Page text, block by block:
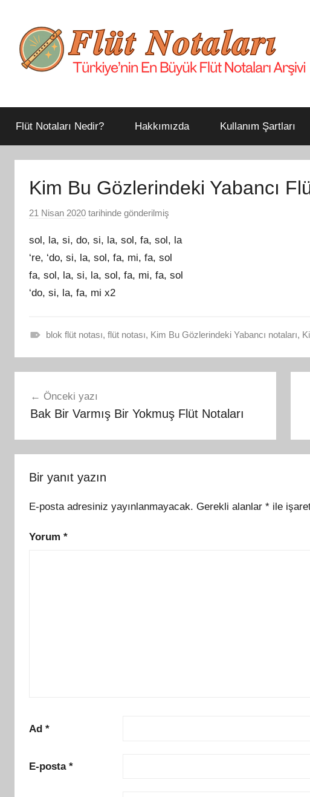
Flüt
Notaları
En
Büyük
Flüt Notaları Nedir? Hakkımızda Kullanım Şartları
Kim Bu Gözlerindeki Yabancı
21 Nisan 2020 tarihinde gönderilmiş
ü
t
N
l
r
a
d
sol, la, si, do, si, la, sol, fa, sol, la
‘re, ‘do, si, la, sol, fa, mi, fa, sol
fa, sol, la, si, la, sol, fa, mi, fa, sol
‘do, si, la, fa, mi x2
N
l
r
blok flüt notası, flüt notası, Kim Bu Gözlerindeki Yabancı notaları,
gezinmesi
Önceki yazı
Bak Bir Varmış Bir Yokmuş Flüt Notaları
Bir yanıt yazın
E-posta adresiniz yayınlanmayacak. Gerekli alanlar * ile
Yorum *
Ad *
E-posta *